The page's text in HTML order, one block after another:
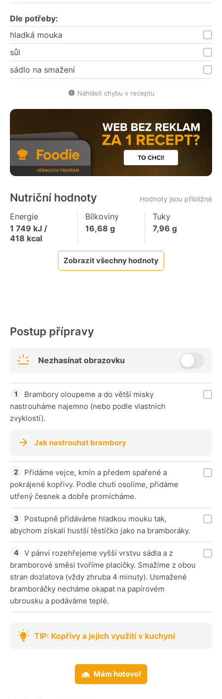
Dle potřeby:
hladká mouka
sůl
sádlo na smažení
Nahlásit chybu v receptu
Nutriční hodnoty Hodnoty jsou přibližné
Energie
1 749 kJ /
418 kcal
Bílkoviny
16,68 g
Tuky
7,96 g
Zobrazit všechny hodnoty
Postup přípravy
Nezhasínat obrazovku
Brambory oloupeme a do větší misky
nastrouháme najemno (nebo podle vlastních
zvyklostí).
Jak nastrouhat brambory
Přidáme vejce, kmín a předem spařené a
pokrájené kopřivy. Podle chuti osolíme, přidáme
utřený česnek a dobře promícháme.
Postupně přidáváme hladkou mouku tak,
abychom získali hustší těstíčko jako na bramboráky.
V pánvi rozehřejeme vyšší vrstvu sádla a z
bramborové směsi tvoříme placičky. Smažíme z obou
stran dozlatova (vždy zhruba 4 minuty). Usmažené
bramboráčky necháme okapat na papírovém
ubrousku a podáváme teplé.
TIP: Kopřivy a jejich využití v kuchyni
Mám hotovo!